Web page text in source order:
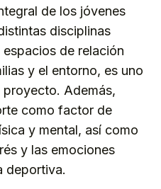
de los jóvenes
disciplinas
de relación
y el entorno, es uno
Además,
como factor de
y mental, así como
y las emociones
deportiva.